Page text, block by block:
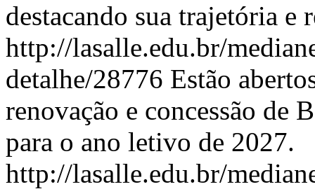
destacando sua trajetória
http://lasalle.edu.br/
detalhe/28776 Estão
renovação e concessão de
para o ano letivo de 2027.
http://lasalle.edu.br/